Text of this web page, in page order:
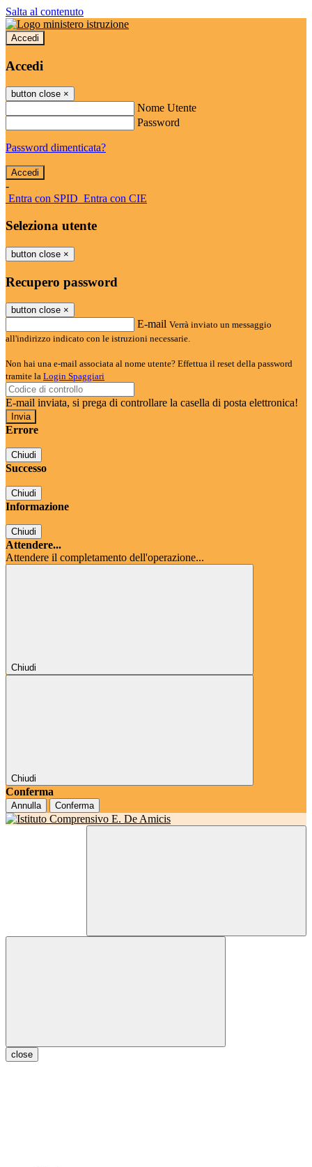
Salta al contenuto
Accedi
Accedi
button close ×
Nome Utente
Password
Password dimenticata?
-
Entra con SPID Entra con CIE
Seleziona utente
button close ×
Recupero password
button close ×
E-mail Verrà inviato un messaggio
all'indirizzo indicato con le istruzioni necessarie.
Non hai una e-mail associata al nome utente? Effettua il reset della password
tramite la Login Spaggiari
E-mail inviata, si prega di controllare la casella di posta elettronica!
Errore
Chiudi
Successo
Chiudi
Informazione
Chiudi
Attendere...
Attendere il completamento dell'operazione...
Chiudi
Chiudi
Conferma
Annulla Conferma
close